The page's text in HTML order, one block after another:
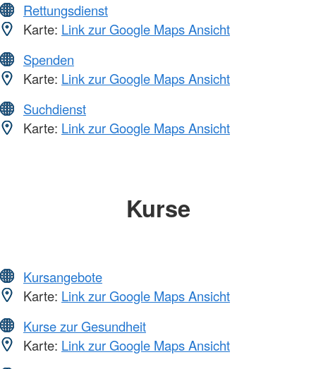
Rettungsdienst
Karte: Link zur Google Maps Ansicht
Spenden
Karte: Link zur Google Maps Ansicht
Suchdienst
Karte: Link zur Google Maps Ansicht
Kurse
Kursangebote
Karte: Link zur Google Maps Ansicht
Kurse zur Gesundheit
Karte: Link zur Google Maps Ansicht